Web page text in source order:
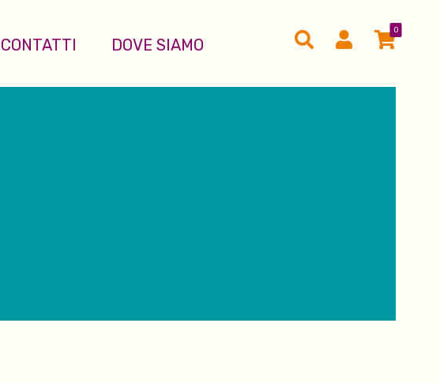
CONTATTI DOVE SIAMO
0